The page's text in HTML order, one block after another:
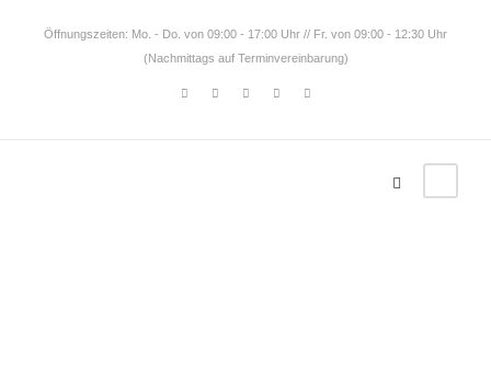
Öffnungszeiten: Mo. - Do. von 09:00 - 17:00 Uhr // Fr. von 09:00 - 12:30 Uhr
(Nachmittags auf Terminvereinbarung)